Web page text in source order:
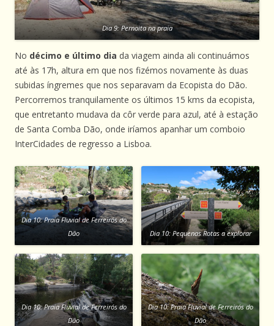
Dia 9: Pernoita na praia
No décimo e último dia da viagem ainda ali continuámos
até às 17h, altura em que nos fizémos novamente às duas
subidas íngremes que nos separavam da Ecopista do Dão.
Percorremos tranquilamente os últimos 15 kms da ecopista,
que entretanto mudava da côr verde para azul, até à estação
de Santa Comba Dão, onde iríamos apanhar um comboio
InterCidades de regresso a Lisboa.
Dia 10: Praia Fluvial de Ferreirós do
Dão
Dia 10: Pequenas Rotas a explorar
Dia 10: Praia Fluvial de Ferreirós do
Dão
Dia 10: Praia Fluvial de Ferreirós do
Dão